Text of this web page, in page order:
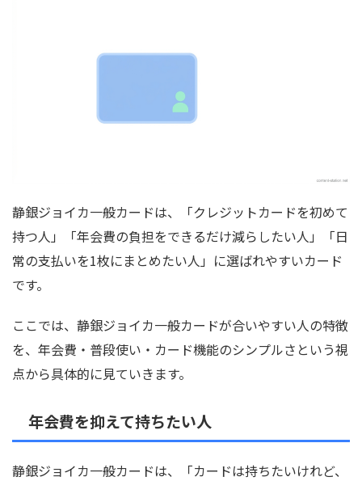
静銀ジョイカ一般カードは、「クレジットカードを初めて
持つ人」「年会費の負担をできるだけ減らしたい人」「日
常の支払いを1枚にまとめたい人」に選ばれやすいカード
です。
ここでは、静銀ジョイカ一般カードが合いやすい人の特徴
を、年会費・普段使い・カード機能のシンプルさという視
点から具体的に見ていきます。
年会費を抑えて持ちたい人
静銀ジョイカ一般カードは、「カードは持ちたいけれど、